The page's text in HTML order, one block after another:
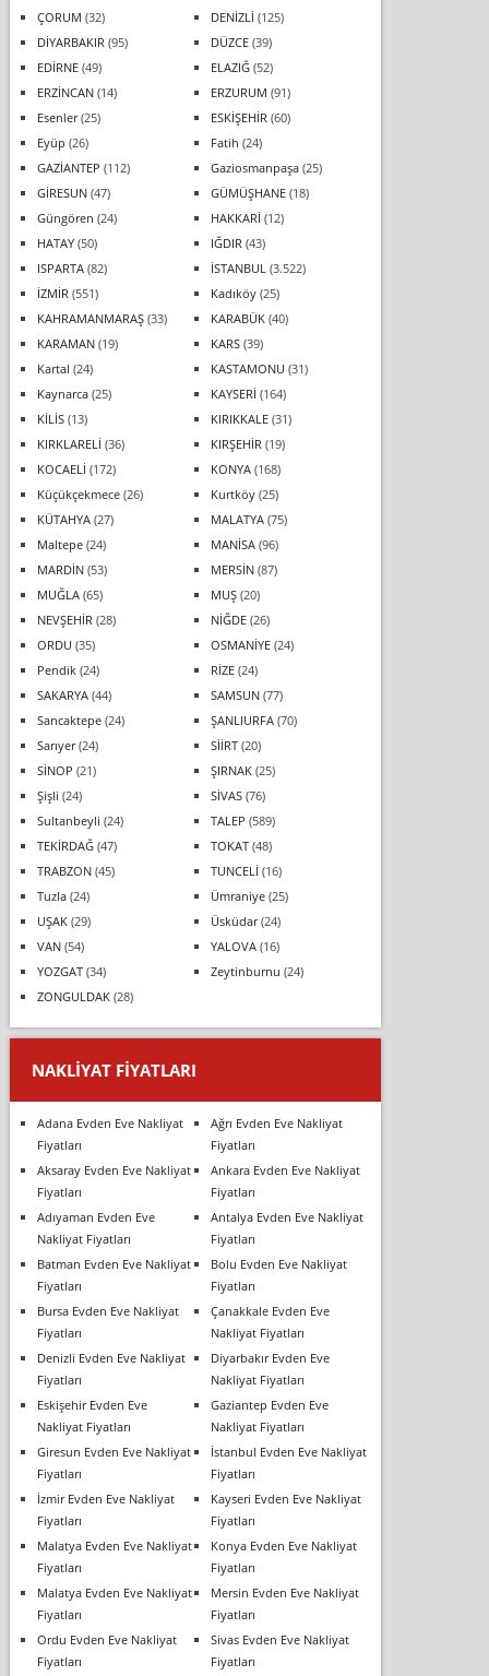
ÇORUM (32) DENİZLİ (125)
DİYARBAKIR (95) DÜZCE(39)
EDİRNE(49) ELAZIĞ(52)
ERZİNCAN(14) ERZURUM (91)
Esenler(25) ESKİŞEHİR (60)
Eyüp (26) Fatih (24)
GAZİANTEP (112) Gaziosmanpaşa(25)
GİRESUN(47) GÜMÜŞHANE(18)
Güngören (24) HAKKARİ (12)
HATAY(50) IĞDIR (43)
ISPARTA(82) İSTANBUL (3.522)
İZMİR (551) Kadıköy(25)
KAHRAMANMARAŞ(33) KARABÜK(40)
KARAMAN(19) KARS(39)
Kartal (24) KASTAMONU (31)
Kaynarca(25) KAYSERİ (164)
KİLİS(13) KIRIKKALE(31)
KIRKLARELİ (36) KIRŞEHİR (19)
KOCAELİ (172) KONYA(168)
Küçükçekmece(26) Kurtköy(25)
KÜTAHYA(27) MALATYA(75)
Maltepe(24) MANİSA(96)
MARDİN(53) MERSİN(87)
MUĞLA(65) MUŞ(20)
NEVŞEHİR (28) NİĞDE(26)
ORDU (35) OSMANİYE(24)
Pendik(24) RİZE(24)
SAKARYA(44) SAMSUN(77)
Sancaktepe(24) ŞANLIURFA(70)
Sarıyer(24) SİİRT(20)
SİNOP (21) ŞIRNAK(25)
Şişli (24) SİVAS(76)
Sultanbeyli (24) TALEP (589)
TEKİRDAĞ(47) TOKAT(48)
TRABZON(45) TUNCELİ (16)
Tuzla(24) Ümraniye(25)
UŞAK(29) Üsküdar(24)
VAN(54) YALOVA(16)
YOZGAT(34) Zeytinburnu (24)
ZONGULDAK(28)
NAKLIYAT FIYATLARI
Adana Evden Eve Nakliyat
Fiyatları
Ağrı Evden Eve Nakliyat
Fiyatları
Aksaray Evden Eve Nakliyat
Fiyatları
Ankara Evden Eve Nakliyat
Fiyatları
Adıyaman Evden Eve
Nakliyat Fiyatları
Antalya Evden Eve Nakliyat
Fiyatları
Batman Evden Eve Nakliyat
Fiyatları
Bolu Evden Eve Nakliyat
Fiyatları
Bursa Evden Eve Nakliyat
Fiyatları
Çanakkale Evden Eve
Nakliyat Fiyatları
Denizli Evden Eve Nakliyat
Fiyatları
Diyarbakır Evden Eve
Nakliyat Fiyatları
Eskişehir Evden Eve
Nakliyat Fiyatları
Gaziantep Evden Eve
Nakliyat Fiyatları
Giresun Evden Eve Nakliyat
Fiyatları
İstanbul Evden Eve Nakliyat
Fiyatları
İzmir Evden Eve Nakliyat
Fiyatları
Kayseri Evden Eve Nakliyat
Fiyatları
Malatya Evden Eve Nakliyat
Fiyatları
Konya Evden Eve Nakliyat
Fiyatları
Malatya Evden Eve Nakliyat
Fiyatları
Mersin Evden Eve Nakliyat
Fiyatları
Ordu Evden Eve Nakliyat
Fiyatları
Sivas Evden Eve Nakliyat
Fiyatları